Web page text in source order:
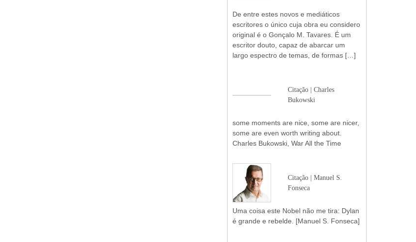
De entre estes novos e mediáticos
escritores o único cuja obra eu considero
original é o Gonçalo M. Tavares. É um
escritor douto, capaz de abarcar um
largo espectro de temas, de formas […]
Citação | Charles
Bukowski
some moments are nice, some are nicer,
some are even worth writing about.
Charles Bukowski, War All the Time
Citação | Manuel S.
Fonseca
Uma coisa este Nobel não me tira: Dylan
é grande e rebelde. [Manuel S. Fonseca]